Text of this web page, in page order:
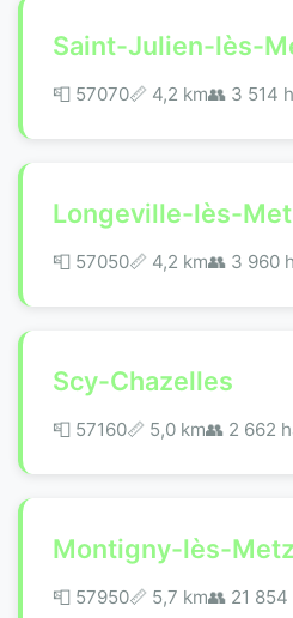
Saint-Julien-lès-
📮 57070📏 4,2 km👥 3 514
Longeville-lès-
📮 57050📏 4,2 km👥 3 960
Scy-Chazelles
📮 57160📏 5,0 km👥 2 662
Montigny-lès-Metz
📮 57950📏 5,7 km👥 21 854